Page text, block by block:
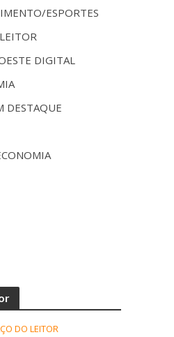
ESPORTES
DIGITAL
DESTAQUE
DO LEITOR